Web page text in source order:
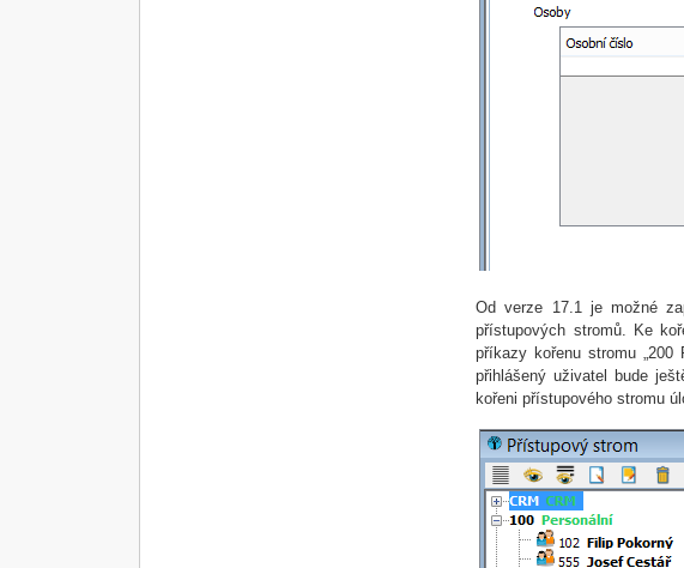
Od verze 17.1 je možné
přístupových stromů. Ke
příkazy kořenu stromu
přihlášený uživatel bude
kořeni přístupového stromu